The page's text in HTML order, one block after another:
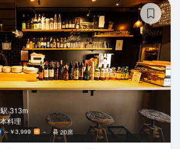
駅 313m
料理
～￥3,999 － 20席